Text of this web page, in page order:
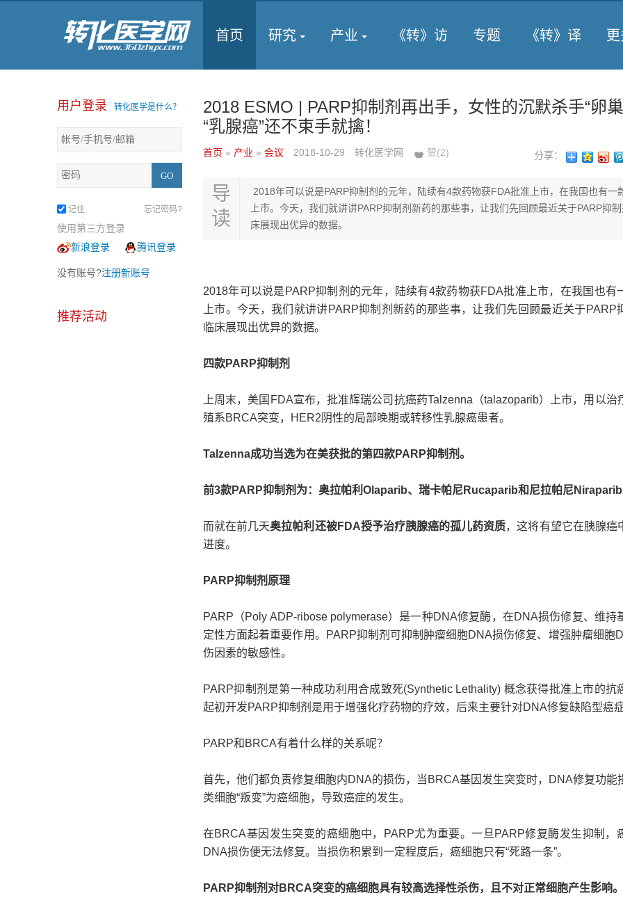
首页 研究 产业 《转》访 专题 《转》译
用户登录 转化医学是什么？
记住 忘记密码?
使用第三方登录
新浪登录
腾讯登录
没有账号?注册新账号
推荐活动
2018 ESMO | PARP抑制剂再出手，女性的沉默杀手“卵
“乳腺癌”还不束手就擒！
首页 » 产业 » 会议 2018-10-29 转化医学网 赞(2) 分享：
导
读
2018年可以说是PARP抑制剂的元年，陆续有4款药物获FDA批准上市，在我国也有一
上市。今天，我们就讲讲PARP抑制剂新药的那些事，让我们先回顾最近关于PARP抑
床展现出优异的数据。
2018年可以说是PARP抑制剂的元年，陆续有4款药物获FDA批准上市，在我国也有
上市。今天，我们就讲讲PARP抑制剂新药的那些事，让我们先回顾最近关于PARP
临床展现出优异的数据。
四款PARP抑制剂
上周末，美国FDA宣布，批准辉瑞公司抗癌药Talzenna（talazoparib）上市，用以治
殖系BRCA突变，HER2阴性的局部晚期或转移性乳腺癌患者。
Talzenna成功当选为在美获批的第四款PARP抑制剂。
前3款PARP抑制剂为：奥拉帕利Olaparib、瑞卡帕尼Rucaparib和尼拉帕尼Niraparib
而就在前几天奥拉帕利 还被FDA授予治疗胰腺癌的孤儿药资质，这将有望它在胰腺癌
进度。
PARP抑制剂原理
PARP（Poly ADP-ribose polymerase）是一种DNA修复酶，在DNA损伤修复、维持
定性方面起着重要作用。PARP抑制剂可抑制肿瘤细胞DNA损伤修复、增强肿瘤细胞
伤因素的敏感性。
PARP抑制剂是第一种成功利用合成致死(Synthetic Lethality) 概念获得批准上市的抗
起初开发PARP抑制剂是用于增强化疗药物的疗效，后来主要针对DNA修复缺陷型癌症
PARP和BRCA有着什么样的关系呢？
首先，他们都负责修复细胞内DNA的损伤，当BRCA基因发生突变时，DNA修复功能
类细胞“叛变”为癌细胞，导致癌症的发生。
在BRCA基因发生突变的癌细胞中，PARP尤为重要。一旦PARP修复酶发生抑制，
DNA损伤便无法修复。当损伤积累到一定程度后，癌细胞只有“死路一条”。
PARP抑制剂对BRCA突变的癌细胞具有较高选择性杀伤，且不对正常细胞产生影响。